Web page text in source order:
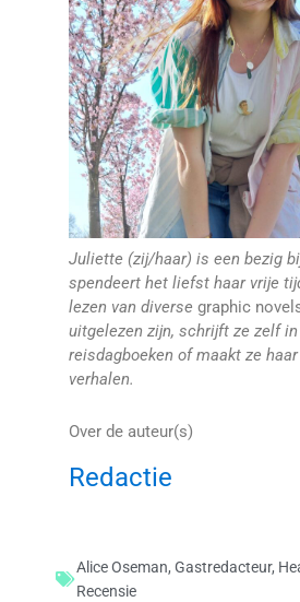
Juliette (zij/haar) is een bezig
spendeert het liefst haar vrije
lezen van diverse graphic
uitgelezen zijn, schrijft ze zelf
reisdagboeken of maakt ze
verhalen.
Over de auteur(s)
Redactie
Alice Oseman, Gastredacteur,
Recensie